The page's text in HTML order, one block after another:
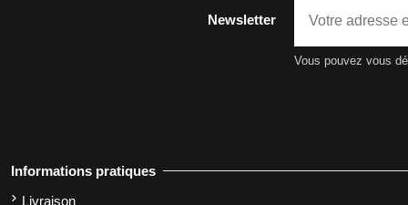
Newsletter
Vous pouvez vous
Informations pratiques
Livraison